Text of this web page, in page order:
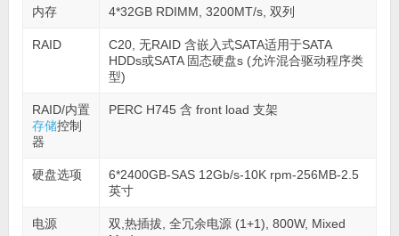
内存 4*32GB RDIMM, 3200MT/s, 双列
RAID
C20, 无RAID 含嵌入式SATA适用于SATA
HDDs或SATA 固态硬盘s (允许混合驱动程序类
型)
RAID/内置
存储控制
器
PERC H745 含 front load 支架
硬盘选项
6*2400GB-SAS 12Gb/s-10K rpm-256MB-2.5
英寸
电源
双,热插拔, 全冗余电源 (1+1), 800W, Mixed